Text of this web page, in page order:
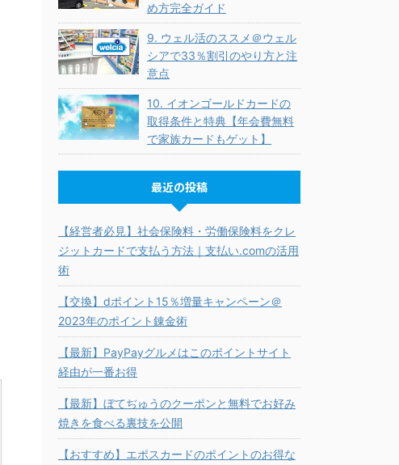
め方完全ガイド
9. ウェル活のススメ＠ウェル
シアで33％割引のやり方と注
意点
10. イオンゴールドカードの
取得条件と特典【年会費無料
で家族カードもゲット】
最近の投稿
【経営者必見】社会保険料・労働保険料をクレ
ジットカードで支払う方法｜支払い.comの活用
術
【交換】dポイント15％増量キャンペーン＠
2023年のポイント錬金術
【最新】PayPayグルメはこのポイントサイト
経由が一番お得
【最新】ぼてぢゅうのクーポンと無料でお好み
焼きを食べる裏技を公開
【おすすめ】エポスカードのポイントのお得な